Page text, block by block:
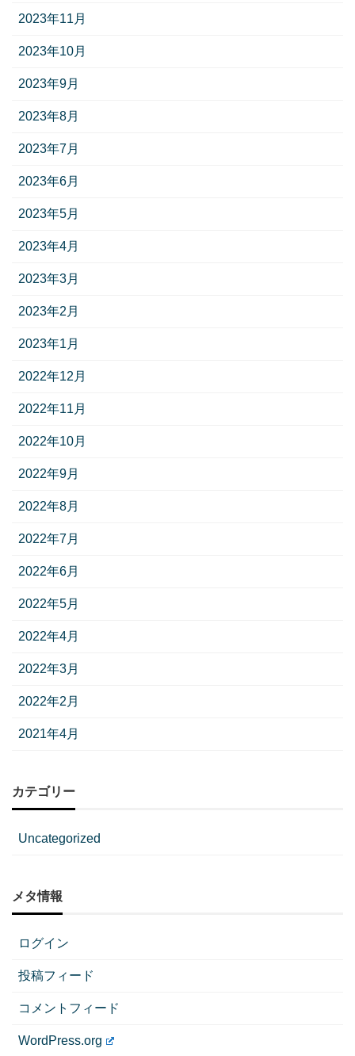
2023年11月
2023年10月
2023年9月
2023年8月
2023年7月
2023年6月
2023年5月
2023年4月
2023年3月
2023年2月
2023年1月
2022年12月
2022年11月
2022年10月
2022年9月
2022年8月
2022年7月
2022年6月
2022年5月
2022年4月
2022年3月
2022年2月
2021年4月
カテゴリー
Uncategorized
メタ情報
ログイン
投稿フィード
コメントフィード
WordPress.org